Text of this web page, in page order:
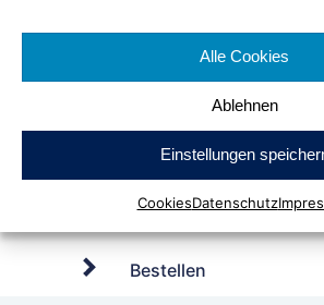
Alle Cookies
Ablehnen
Einstellungen
CookiesDatenschutz
Warenbreite: ca. 400 cm
Bestellen